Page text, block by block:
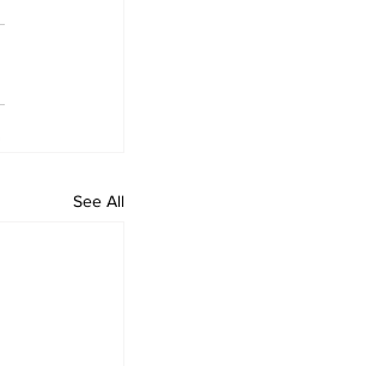
See All